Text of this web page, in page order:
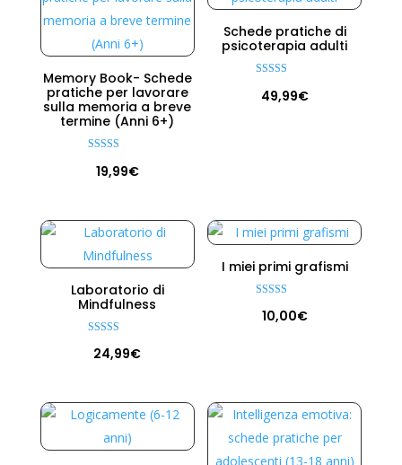
Memory Book- Schede
pratiche per lavorare
sulla memoria a breve
termine (Anni 6+)
5.00
su 5
19,99€
Schede pratiche di
psicoterapia adulti
4.88
su 5
49,99€
Laboratorio di
Mindfulness
5.00
su 5
24,99€
I miei primi grafismi
5.00
su 5
10,00€